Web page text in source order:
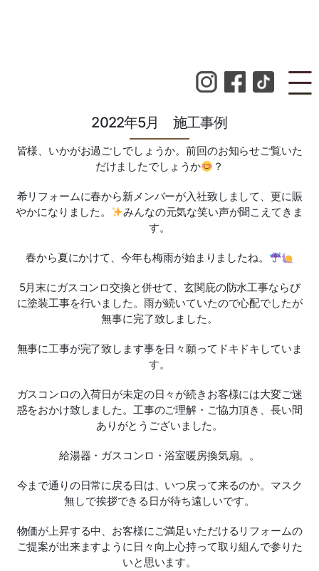
2022年5月 施工事例
皆様、いかがお過ごしでしょうか。前回のお知らせご覧いた
だけましたでしょうか
？
希リフォームに春から新メンバーが入社致しまして、更に賑
やかになりました。
みんなの元気な笑い声が聞こえてきま
す。
春から夏にかけて、今年も梅雨が始まりましたね。
5月末にガスコンロ交換と併せて、玄関庇の防水工事ならび
に塗装工事を行いました。雨が続いていたので心配でしたが
無事に完了致しました。
無事に工事が完了致します事を日々願ってドキドキしていま
す。
ガスコンロの入荷日が未定の日々が続きお客様には大変ご迷
惑をおかけ致しました。工事のご理解・ご協力頂き、長い間
ありがとうございました。
給湯器・ガスコンロ・浴室暖房換気扇。。
今まで通りの日常に戻る日は、いつ戻って来るのか。マスク
無しで挨拶できる日が待ち遠しいです。
物価が上昇する中、お客様にご満足いただけるリフォームの
ご提案が出来ますように日々向上心持って取り組んで参りた
いと思います。